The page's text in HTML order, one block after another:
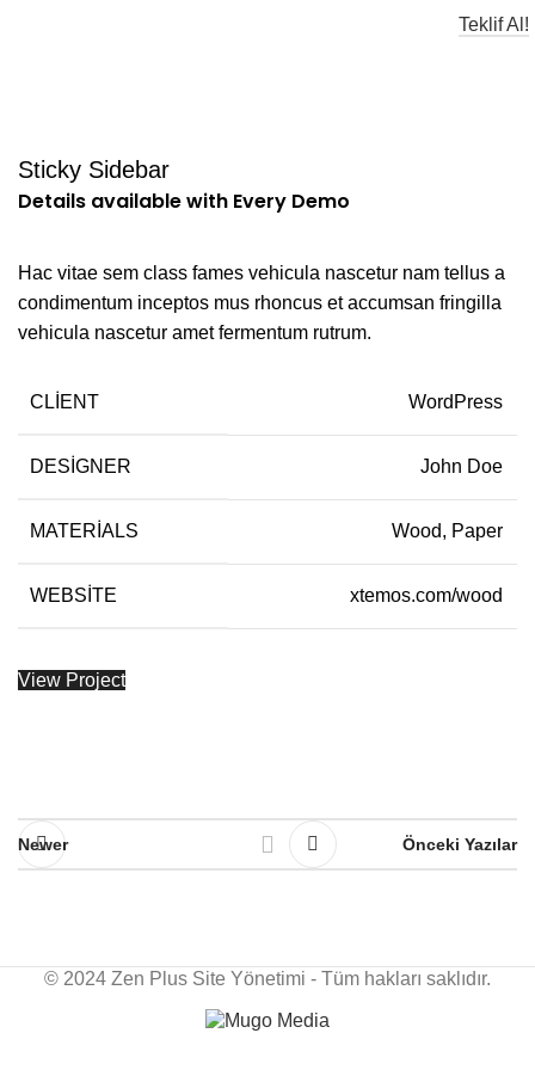
Teklif Al!
Venenatis nam phasellus
Sticky Sidebar
Details available with Every Demo
Hac vitae sem class fames vehicula nascetur nam tellus a
condimentum inceptos mus rhoncus et accumsan fringilla
vehicula nascetur amet fermentum rutrum.
CLIENT WordPress
DESIGNER John Doe
MATERIALS Wood, Paper
WEBSITE xtemos.com/wood
View Project
Newer Önceki Yazılar
© 2024 Zen Plus Site Yönetimi - Tüm hakları saklıdır.